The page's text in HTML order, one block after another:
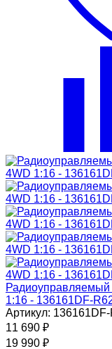
Радиоуправляемый
1:16 - 136161DF-
Артикул:
11 690 ₽
19 990 ₽